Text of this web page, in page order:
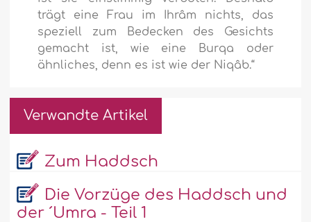
trägt eine Frau im Ihrâm nichts, das
speziell zum Bedecken des Gesichts
gemacht ist, wie eine Burqa oder
ähnliches, denn es ist wie der Niqâb.“
Verwandte Artikel
Zum Haddsch
Die Vorzüge des Haddsch und
der ´Umra - Teil 1